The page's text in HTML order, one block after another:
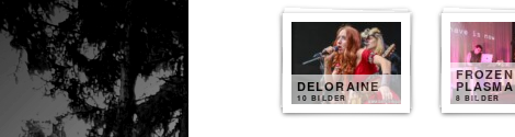
DELORAINE
10 BILDER
FROZEN
PLASMA
8 BILDER